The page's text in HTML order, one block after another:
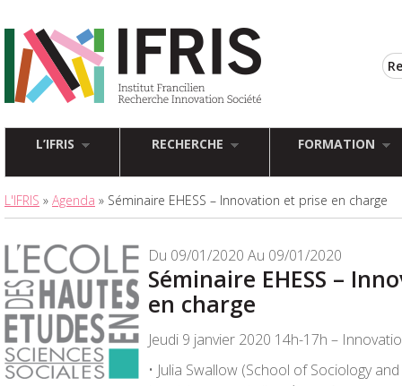
L’IFRIS RECHERCHE FORMATION
L'IFRIS » Agenda » Séminaire EHESS – Innovation et prise en charge
Du 09/01/2020 Au 09/01/2020
Séminaire EHESS –
en charge
Jeudi 9 janvier 2020 14h-17h –
• Julia Swallow (School of Sociology